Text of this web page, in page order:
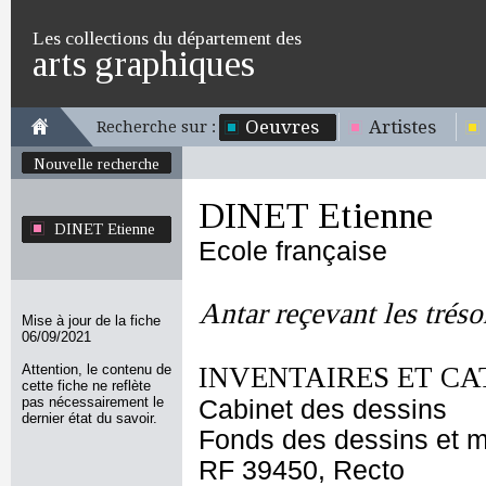
Les collections du département des
arts graphiques
Recherche sur : Oeuvres Artistes
Nouvelle recherche
DINET Etienne
Mise à jour de la fiche
06/09/2021
Attention, le contenu de
cette fiche ne reflète
pas nécessairement le
dernier état du savoir.
DINET Etienne
Ecole française
Antar reçevant les
INVENTAIRES ET
Cabinet des dessins
Fonds des dessins et
RF 39450, Recto